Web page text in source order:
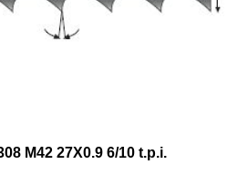
M42 27X0.9 6/10 t.p.i.